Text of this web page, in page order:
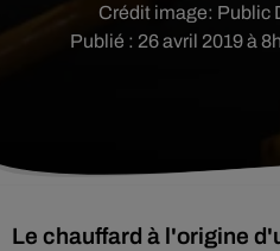
Publié : 26 avril 2019 à
Crédit image: Public
Le chauffard à l'origine